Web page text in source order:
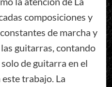
composiciones y
de marcha y
guitarras, contando
de guitarra en el
trabajo. La